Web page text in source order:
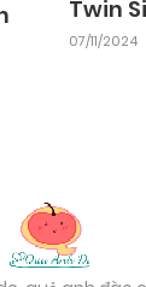
Twin
07/11/2024